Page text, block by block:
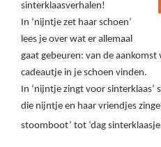
sinterklaasverhalen!
In ‘nijntje zet haar schoen’
lees je over wat er allemaal
gaat gebeuren: van de aankomst
cadeautje in je schoen vinden.
In ‘nijntje zingt voor sinterklaas’
die nijntje en haar vriendjes
stoomboot’ tot ‘dag